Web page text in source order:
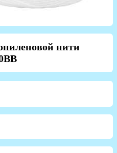
нити